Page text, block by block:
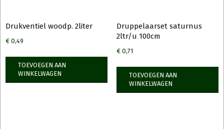
Drukventiel woodp. 2liter
€ 0,49
TOEVOEGEN AAN
WINKELWAGEN
Druppelaarset saturnus
2ltr/u 100cm
€0,71
TOEVOEGEN AAN
WINKELWAGEN